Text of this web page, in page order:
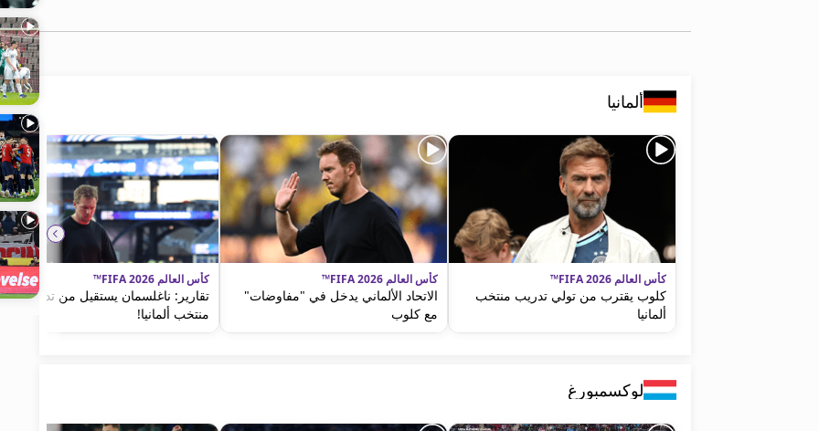
ألمانيا
كأس العالم FIFA 2026™
كلوب يقترب من تولي تدريب منتخب
ألمانيا
كأس العالم FIFA 2026™
الاتحاد الألماني يدخل في "مفاوضات"
مع كلوب
كأس العالم FIFA 2026™
تقارير: ناغلسمان يستقيل من تدريب
منتخب ألمانيا!
لوكسمبورغ